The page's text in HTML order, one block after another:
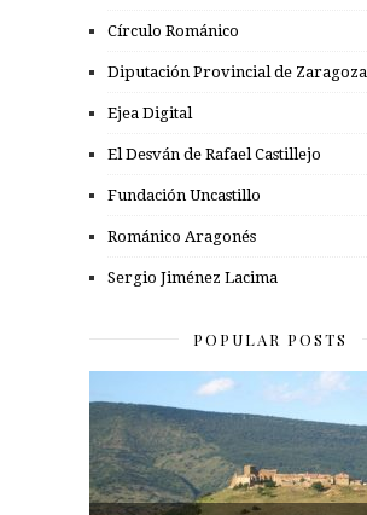
Círculo Románico
Diputación Provincial de Zaragoza
Ejea Digital
El Desván de Rafael Castillejo
Fundación Uncastillo
Románico Aragonés
Sergio Jiménez Lacima
POPULAR POSTS